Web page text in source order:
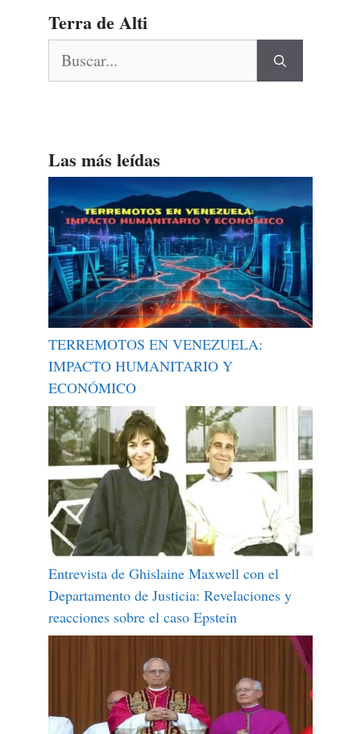
Terra de Alti
Las más leídas
TERREMOTOS EN VENEZUELA:
IMPACTO HUMANITARIO Y
ECONÓMICO
Entrevista de Ghislaine Maxwell con el
Departamento de Justicia: Revelaciones y
reacciones sobre el caso Epstein